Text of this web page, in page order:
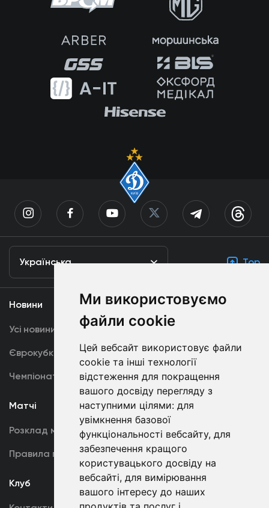
Ми використовуємо
файли cookie
Цей вебсайт використовує файли
cookie та інші технології
відстеження для покращення
вашого досвіду перегляду з
наступними цілями: для
увімкнення базової
функціональності вебсайту, для
забезпечення кращого
користувацького досвіду на
вебсайті, для вимірювання
вашого інтересу до наших
Українська Top
Новини
Усі новини
Єврокубки
Чемпіонат України
Медіа
Динамо TV
Фотогалерея
Акредитація
Матчі
Розклад матчів
Правила поведінки
Команда
Перша команда
U19
Клуб